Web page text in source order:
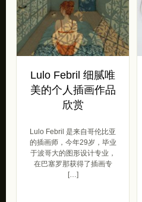
Lulo Febril 细腻唯
美的个人插画作品
欣赏
Lulo Febril 是来自哥伦比亚
的插画师，今年29岁，毕业
于波哥大的图形设计专业，
在巴塞罗那获得了插画专
[…]